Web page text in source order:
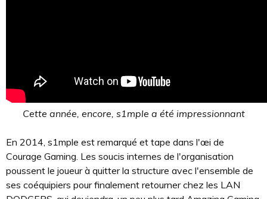
Cette année, encore, s1mple a été impressionnant
En 2014, s1mple est remarqué et tape dans l'œi de
Courage Gaming. Les soucis internes de l'organisation
poussent le joueur à quitter la structure avec l'ensemble de
ses coéquipiers pour finalement retourner chez les LAN